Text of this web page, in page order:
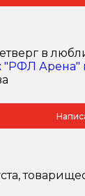
в
"РФЛ Арена"